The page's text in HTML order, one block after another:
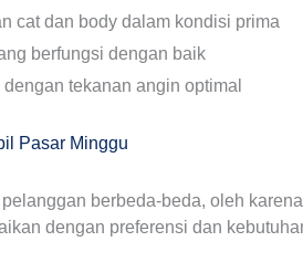
cat dan body dalam kondisi prima
berfungsi dengan baik
tekanan angin optimal
Pasar Minggu
berbeda-beda, oleh
dengan preferensi dan